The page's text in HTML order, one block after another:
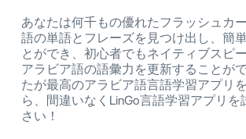
あなたは何千もの優れたフラッシュカ
語の単語とフレーズを見つけ出し、簡
とができ、初心者でもネイティブスピ
アラビア語の語彙力を更新することが
たが最高のアラビア語言語学習アプリ
ら、間違いなくLinGo言語学習アプリ
さい！